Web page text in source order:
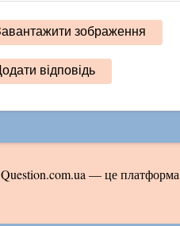
Question.com.ua — це платформа